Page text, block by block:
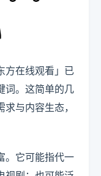
方在线观看」已
词。这简单的几
与内容生态，
。它可能指代一